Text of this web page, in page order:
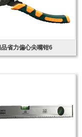
品省力偏心尖嘴钳6